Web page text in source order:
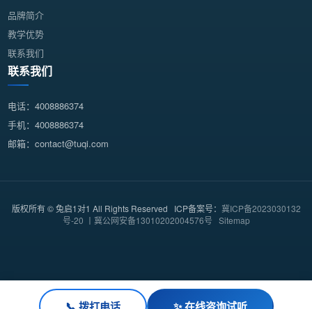
品牌简介
教学优势
联系我们
联系我们
电话：4008886374
手机：4008886374
邮箱：contact@tuqi.com
版权所有 © 兔启1对1 All Rights Reserved ICP备案号： 冀ICP备2023030132
号-20 丨冀公网安备13010202004576号 Sitemap